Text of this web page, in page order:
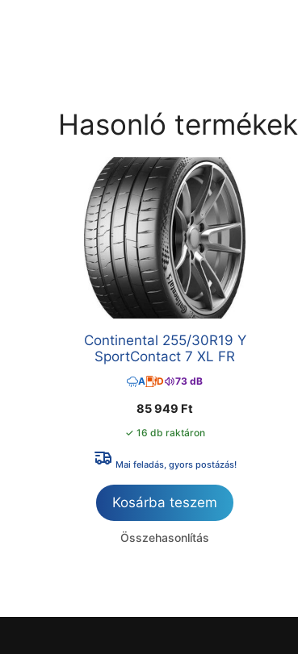
Hasonló termékek
Continental 255/30R19 Y
SportContact 7 XL FR
A D 73 dB
85 949 Ft
✓ 16 db raktáron
Mai feladás, gyors postázás!
Kosárba teszem
Összehasonlítás